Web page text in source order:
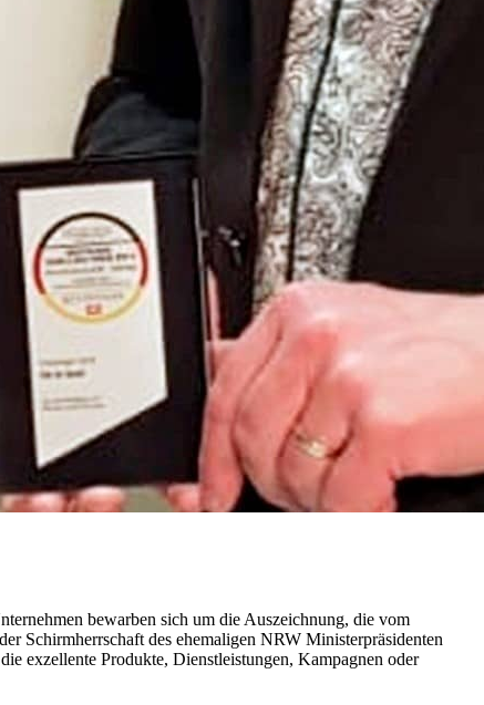
bewarben sich um die Auszeichnung, die vom
Schirmherrschaft des ehemaligen NRW Ministerpräsidenten
exzellente Produkte, Dienstleistungen, Kampagnen oder